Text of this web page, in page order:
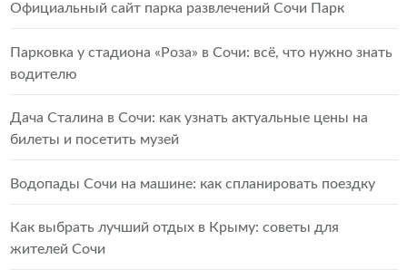
Официальный сайт парка развлечений Сочи Парк
Парковка у стадиона «Роза» в Сочи: всё, что нужно знать
водителю
Дача Сталина в Сочи: как узнать актуальные цены на
билеты и посетить музей
Водопады Сочи на машине: как спланировать поездку
Как выбрать лучший отдых в Крыму: советы для
жителей Сочи